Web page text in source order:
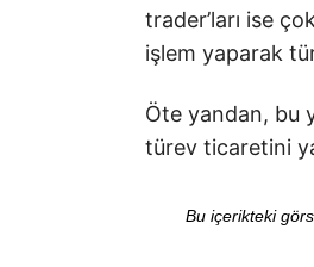
trader’ları ise
işlem yaparak
Öte yandan, bu
türev ticaretini
Bu içerikteki